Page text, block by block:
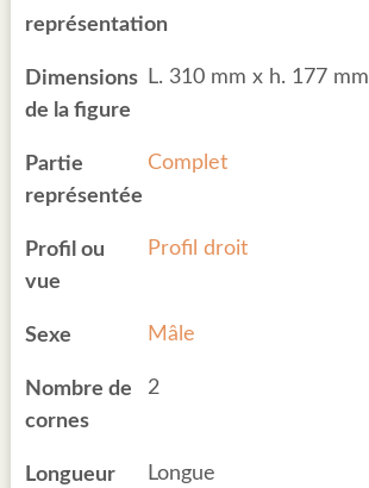
représentation
Dimensions
de la figure
L. 310 mm x h. 177 mm
Partie
représentée
Complet
Profil ou
vue
Profil droit
Sexe Mâle
Nombre de
cornes
2
Longueur
Longue